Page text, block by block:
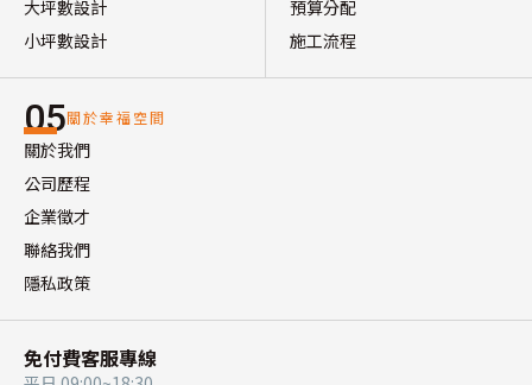
大坪數設計
小坪數設計
預算分配
施工流程
05關於幸福空間
關於我們
公司歷程
企業徵才
聯絡我們
隱私政策
免付費客服專線